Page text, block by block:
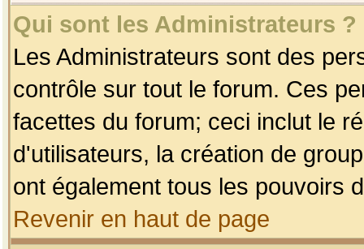
Qui sont les Administrateurs ?
Les Administrateurs sont des
contrôle sur tout le forum. Ces
facettes du forum; ceci inclut le
d'utilisateurs, la création de
ont également tous les pouvoirs
Revenir en haut de page